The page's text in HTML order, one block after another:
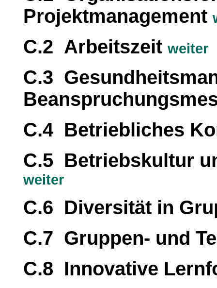
Projektmanagement
C.2 Arbeitszeit weiter
C.3
C.4 Betriebliches
C.5 Betriebskultur
weiter
C.6 Diversität in
C.7 Gruppen- und
C.8 Innovative